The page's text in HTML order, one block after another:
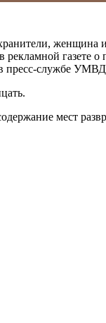
женщина
рекламной газете
пресс-службе
мест